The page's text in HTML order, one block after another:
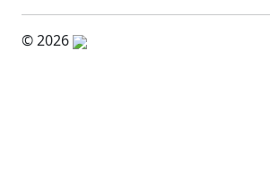
© 2026